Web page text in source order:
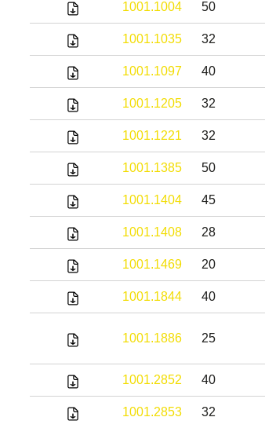
1001.1004 50
1001.1035 32
1001.1097 40
1001.1205 32
1001.1221 32
1001.1385 50
1001.1404 45
1001.1408 28
1001.1469 20
1001.1844 40
1001.1886 25
1001.2852 40
1001.2853 32